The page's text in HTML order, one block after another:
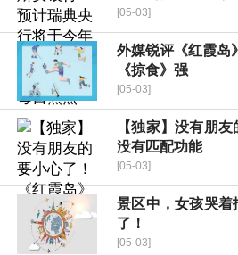
[05-03]
外媒锐评《红霞岛
《掠食》强
[05-03]
【独家】没有朋
没有匹配功能
[05-03]
景区中，女孩哭着
了！
[05-03]